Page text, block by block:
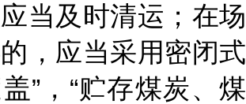
当及时清运；在场
，应当采用密闭式
”，“贮存煤炭、煤